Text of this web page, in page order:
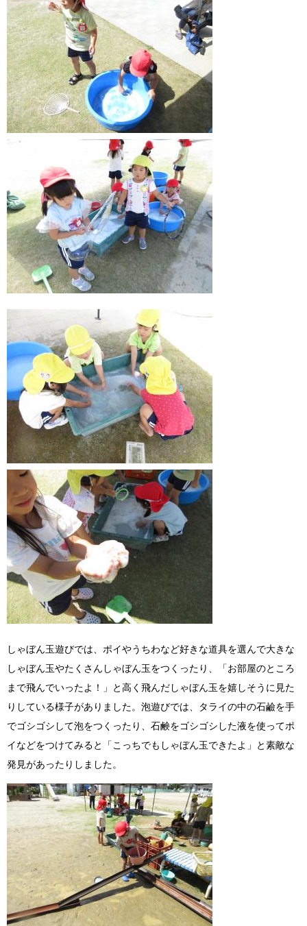
しゃぼん玉遊びでは、ポイやうちわなど好きな道具を選んで大きな
しゃぼん玉やたくさんしゃぼん玉をつくったり、「お部屋のところ
まで飛んでいったよ！」と高く飛んだしゃぼん玉を嬉しそうに見た
りしている様子がありました。泡遊びでは、タライの中の石鹼を手
でゴシゴシして泡をつくったり、石鹸をゴシゴシした液を使ってポ
イなどをつけてみると「こっちでもしゃぼん玉できたよ」と素敵な
発見があったりしました。